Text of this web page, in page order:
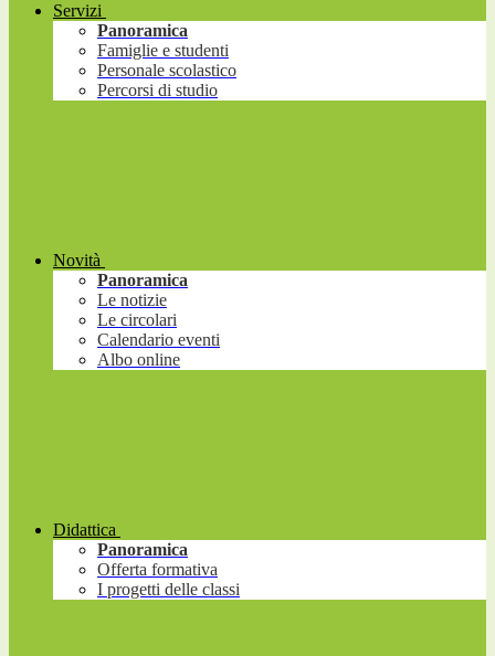
Servizi
Panoramica
Famiglie e studenti
Personale scolastico
Percorsi di studio
Novità
Panoramica
Le notizie
Le circolari
Calendario eventi
Albo online
Didattica
Panoramica
Offerta formativa
I progetti delle classi